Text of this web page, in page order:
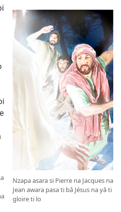
Nzapa asara si Pierre na Jacques na
Jean awara pasa ti bâ Jésus na yâ ti
gloire ti lo